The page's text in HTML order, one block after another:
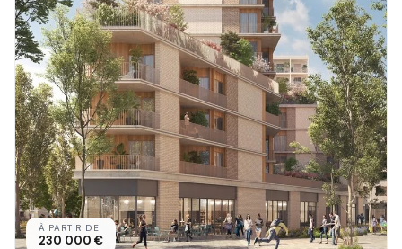
À PARTIR DE
230 000 €